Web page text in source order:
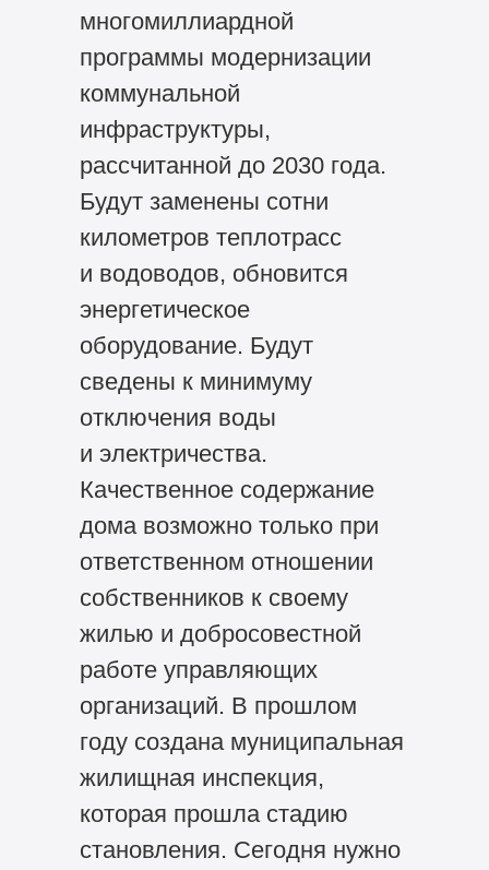
многомиллиардной
программы модернизации
коммунальной
инфраструктуры,
рассчитанной до 2030 года.
Будут заменены сотни
километров теплотрасс
и водоводов, обновится
энергетическое
оборудование. Будут
сведены к минимуму
отключения воды
и электричества.
Качественное содержание
дома возможно только при
ответственном отношении
собственников к своему
жилью и добросовестной
работе управляющих
организаций. В прошлом
году создана муниципальная
жилищная инспекция,
которая прошла стадию
становления. Сегодня нужно